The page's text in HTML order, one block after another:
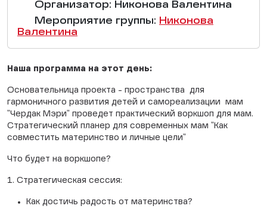
Организатор: Никонова Валентина
Мероприятие группы: Никонова
Валентина
Наша программа на этот день:
Основательница проекта - пространства для
гармоничного развития детей и самореализации мам
"Чердак Мэри" проведет практический воркшоп для мам.
Стратегический планер для современных мам "Как
совместить материнство и личные цели"
Что будет на воркшопе?
1. Стратегическая сессия:
Как достичь радость от материнства?